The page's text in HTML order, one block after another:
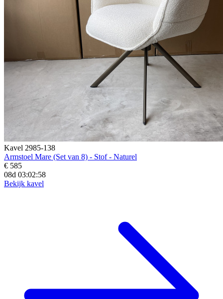
Kavel 2985-138
Armstoel Mare (Set van 8) - Stof - Naturel
€ 585
08d 03:02:56
Bekijk kavel